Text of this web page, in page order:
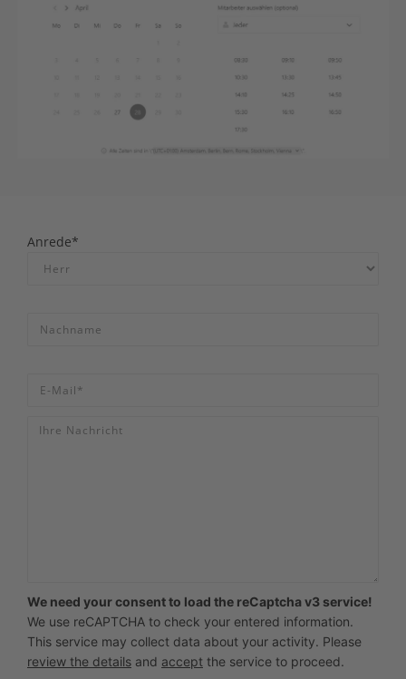
Anrede*
We need your consent to load the reCaptcha v3 service!
We use reCAPTCHA to check your entered information.
This service may collect data about your activity. Please
review the details and accept the service to proceed.